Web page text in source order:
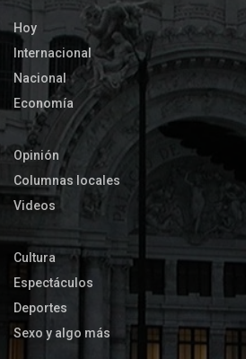
Hoy
Internacional
Nacional
Economía
Opinión
Columnas locales
Videos
Cultura
Espectáculos
Deportes
Sexo y algo más